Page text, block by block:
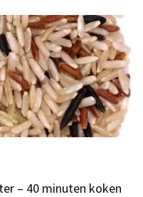
– 40 minuten koken